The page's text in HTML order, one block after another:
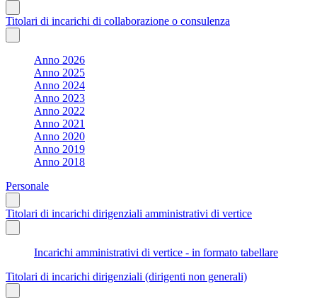
Titolari di incarichi di collaborazione o consulenza
Anno 2026
Anno 2025
Anno 2024
Anno 2023
Anno 2022
Anno 2021
Anno 2020
Anno 2019
Anno 2018
Personale
Titolari di incarichi dirigenziali amministrativi di vertice
Incarichi amministrativi di vertice - in formato tabellare
Titolari di incarichi dirigenziali (dirigenti non generali)